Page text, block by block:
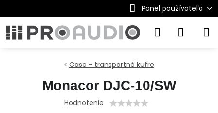
Panel používateľa
Case - transportné kufre
Monacor DJC-10/SW
Hodnotenie